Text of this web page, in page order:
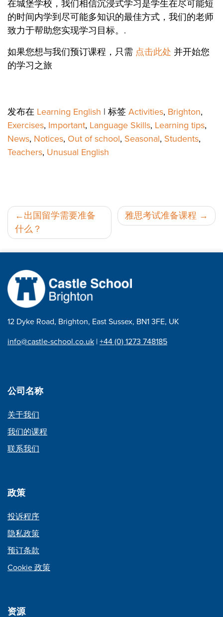
在城堡学校，我们相信沉浸式学习是学生在尽可能短
的时间内学到尽可能多知识的最佳方式，我们的老师
致力于帮助您实现学习目标。.
如果您想与我们预订课程，只需 点击此处 并开始您
的学习之旅
发布在 Learning English | 标签Activities, Brighton,
Exercises, Important, Language Skills, Learning tips,
News, Notices, Out of school, Seasonal, Students,
Teachers, Unusual English
邮
政
导
航
出国留学需要准备
什么？
雅思考试准备课程
12 Dyke Road, Brighton, East Sussex, BN1 3FE, UK
info@castle-school.co.uk |+44 (0) 1273 748185
公司名称
关于我们
我们的课程
联系我们
政策
投诉程序
隐私政策
预订条款
Cookie 政策
资源